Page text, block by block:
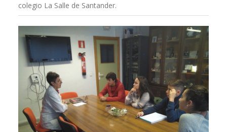
colegio La Salle de Santander.
Ver
imagen
más
grande